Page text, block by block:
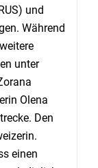
und
Während
unter
Olena
Den
einen